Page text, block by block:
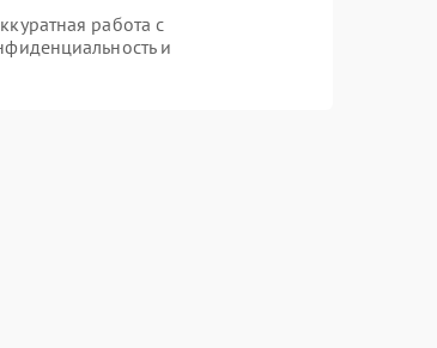
работа с
и